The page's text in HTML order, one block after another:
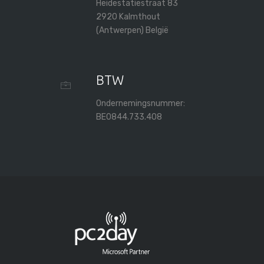
Heidestatiestraat 83
2920 Kalmthout
(Antwerpen) België
BTW
Ondernemingsnummer:
BE0844.733.408